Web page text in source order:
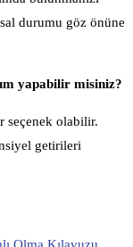
durumu göz önüne
yapabilir misiniz?
seçenek olabilir.
getirileri